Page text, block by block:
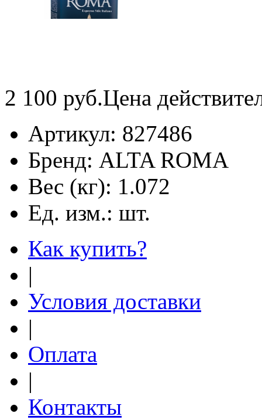
2 100 руб.Цена
Артикул: 827486
Бренд: ALTA ROMA
Вес (кг): 1.072
Ед. изм.: шт.
Как купить?
|
Условия доставки
|
Оплата
|
Контакты